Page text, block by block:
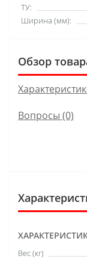
ТУ:
Ширина (мм):
Обзор
Вопросы (0)
Вес (кг)